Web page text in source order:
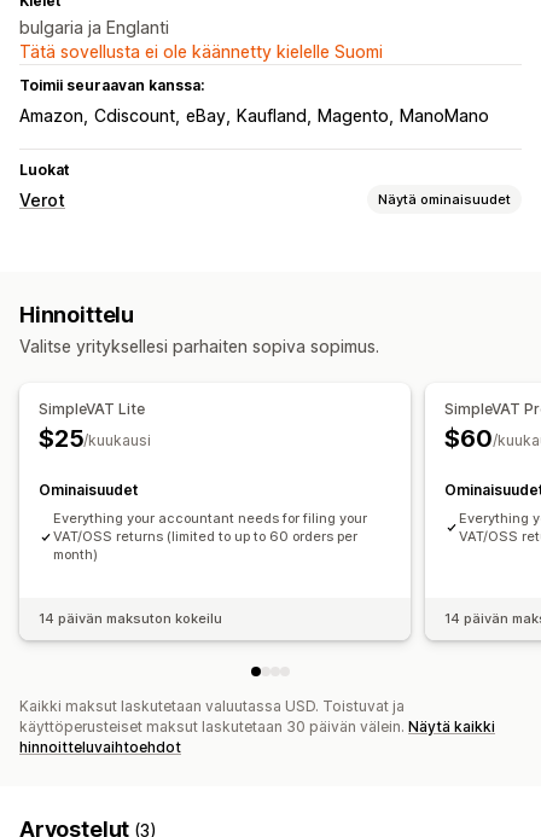
bulgaria ja Englanti
Tätä sovellusta ei ole käännetty kielelle Suomi
Toimii seuraavan kanssa:
Amazon Cdiscount eBay Kaufland Magento ManoMano
Luokat
Verot Näytä ominaisuudet
Mukautetut laskut
Hintojen hallinnointi
EU (ALV)
Vaatimustenmukaisuusraportointi
Paikalliset veroilmoitukset Tietojen vienti
Hinnoittelu
Valitse yrityksellesi parhaiten sopiva sopimus.
SimpleVAT Lite
$25/kuukausi
Ominaisuudet
Everything your accountant needs for filing your
VAT/OSS returns (limited to up to 60 orders per
month)
14 päivän maksuton kokeilu
SimpleVAT
$60/
Everything
VAT/OSS
14 päivän
Kaikki maksut laskutetaan valuutassa USD. Toistuvat ja
käyttöperusteiset maksut laskutetaan 30 päivän välein. Näytä kaikki
hinnoitteluvaihtoehdot
Arvostelut (3)